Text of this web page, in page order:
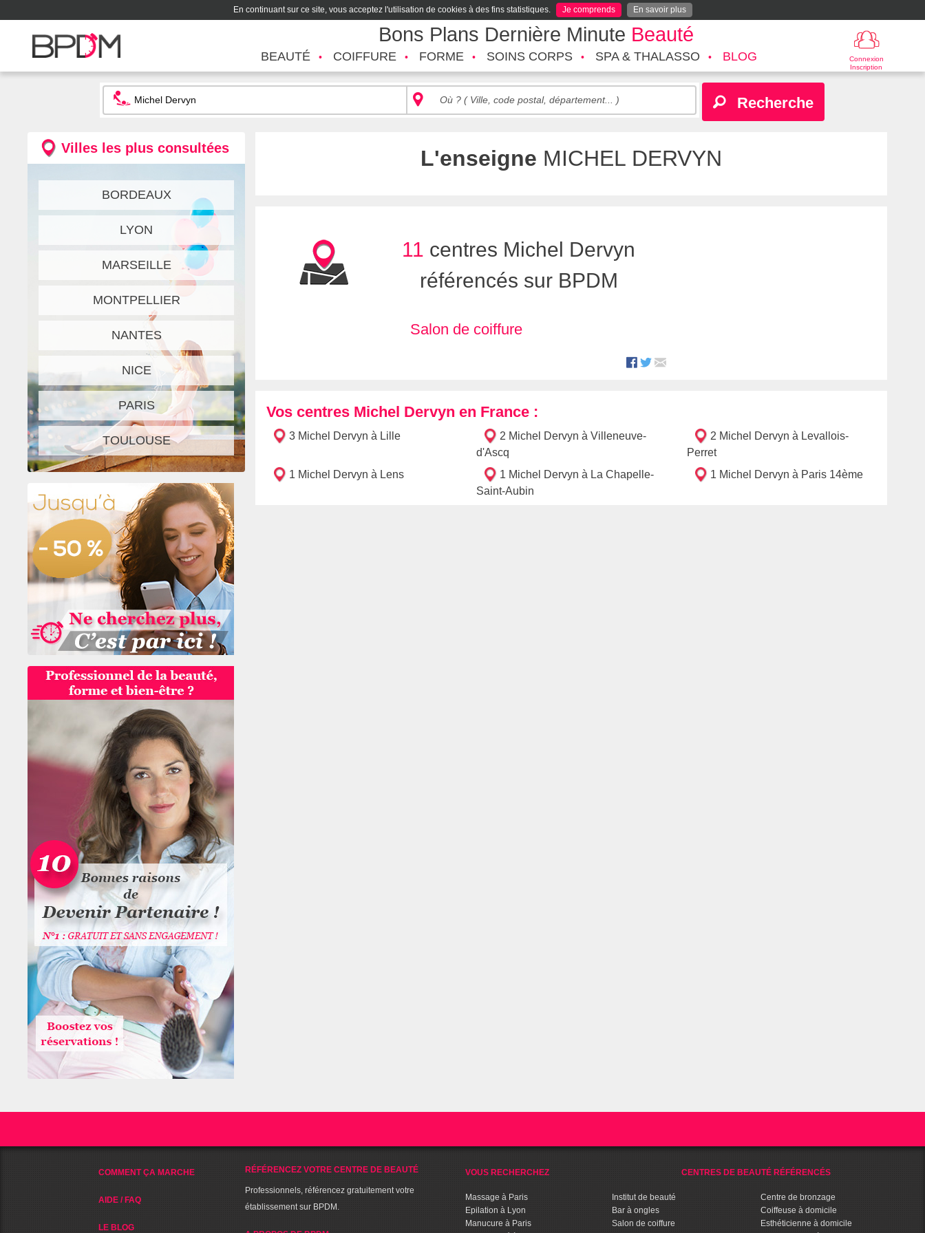
En continuant sur ce site, vous acceptez l'utilisation de cookies à des fins statistiques. Je comprends En savoir plus
Bons Plans Dernière Minute Beauté
Connexion
Inscription
BEAUTÉ COIFFURE FORME SOINS CORPS SPA & THALASSO BLOG
Recherche
Villes les plus consultées
BORDEAUX
LYON
MARSEILLE
MONTPELLIER
NANTES
NICE
PARIS
TOULOUSE
L'enseigne MICHEL DERVYN
11 centres Michel Dervyn
référencés sur BPDM
Salon de coiffure
Vos centres Michel Dervyn en France :
3 Michel Dervyn à Lille
2 Michel Dervyn à Villeneuve-
d'Ascq
2 Michel Dervyn à Levallois-
Perret
1 Michel Dervyn à Lens
1 Michel Dervyn à La Chapelle-
Saint-Aubin
1 Michel Dervyn à Paris 14ème
COMMENT ÇA MARCHE
AIDE / FAQ
LE BLOG
RÉFÉRENCEZ VOTRE CENTRE DE BEAUTÉ
Professionnels, référencez gratuitement votre
établissement sur BPDM.
VOUS RECHERCHEZ
Massage à Paris
Epilation à Lyon
Manucure à Paris
CENTRES DE BEAUTÉ RÉFÉRENCÉS
Institut de beauté
Bar à ongles
Salon de coiffure
Centre de bronzage
Coiffeuse à domicile
Esthéticienne à domicile